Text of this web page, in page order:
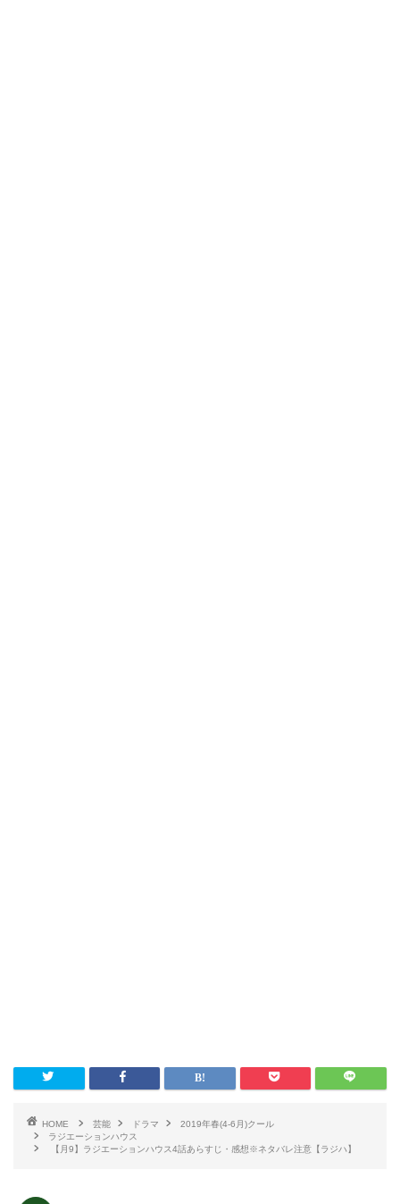
HOME 芸能 ドラマ
2019年春(4-6月)クール
ラジエーションハウス
【月9】ラジエーションハウス4話あらすじ・感想※ネタバレ注意【ラジハ】